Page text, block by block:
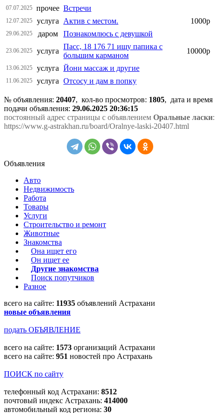
07.07.2025 прочее Встречи
12.07.2025 услуга Актив с местом. 1000р
29.06.2025 даром Познакомлюсь с девушкой
23.06.2025 услуга
Пасс, 18 176 71 ищу папика с
большим карманом
10000р
13.06.2025 услуга Йони массаж и другие
11.06.2025 услуга Отсосу и дам в попку
№ объявления: 20407, кол-во просмотров: 1805, дата и время
подачи объявления: 29.06.2025 20:36:15
постоянный адрес страницы с объявлением Оральные ласки:
https://www.g-astrakhan.ru/board/Oralnye-laski-20407.html
Объявления
Авто
Недвижимость
Работа
Товары
Услуги
Строительство и ремонт
Животные
Знакомства
Она ищет его
Он ищет ее
Другие знакомства
Поиск попутчиков
Разное
всего на сайте: 11935 объявлений Астрахани
новые объявления
подать ОБЪЯВЛЕНИЕ
всего на сайте: 1573 организаций Астрахани
всего на сайте: 951 новостей про Астрахань
ПОИСК по сайту
телефонный код Астрахани: 8512
почтовый индекс Астрахань: 414000
автомобильный код региона: 30